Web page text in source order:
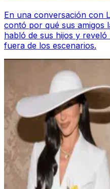
En una conversación con
contó por qué sus amigos
habló de sus hijos y
fuera de los escenarios.